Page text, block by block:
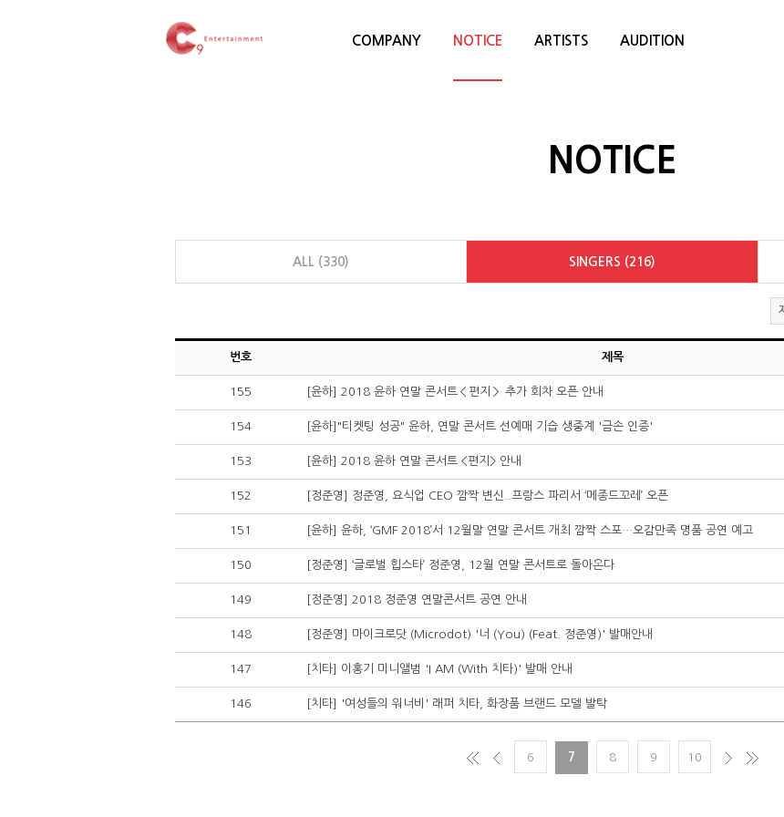
COMPANY NOTICE ARTISTS AUDITION
NOTICE
ALL (330) SINGERS (216)
번호 제목
155 [윤하] 2018 윤하 연말 콘서트＜편지＞ 추가 회차 오픈 안내
154 [윤하]"티켓팅 성공" 윤하, 연말 콘서트 선예매 기습 생중계 '금손 인증'
153 [윤하] 2018 윤하 연말 콘서트 <편지> 안내
152 [정준영] 정준영, 요식업 CEO 깜짝 변신..프랑스 파리서 ‘메종드꼬레’ 오픈
151 [윤하] 윤하, ‘GMF 2018’서 12월말 연말 콘서트 개최 깜짝 스포…오감만족 명품 공연 예고
150 [정준영] ‘글로벌 힙스타’ 정준영, 12월 연말 콘서트로 돌아온다
149 [정준영] 2018 정준영 연말콘서트 공연 안내
148 [정준영] 마이크로닷 (Microdot) '너 (You) (Feat. 정준영)' 발매안내
147 [치타] 이홍기 미니앨범 'I AM (With 치타)' 발매 안내
146 [치타] '여성들의 워너비' 래퍼 치타, 화장품 브랜드 모델 발탁
6 7 8 9 10